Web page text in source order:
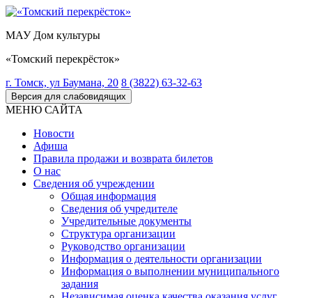
МАУ Дом культуры
«Томский перекрёсток»
г. Томск, ул Баумана, 20 8 (3822) 63-32-63
Версия для слабовидящих
МЕНЮ САЙТА
Новости
Афиша
Правила продажи и возврата билетов
О нас
Сведения об учреждении
Общая информация
Сведения об учредителе
Учредительные документы
Структура организации
Руководство организации
Информация о деятельности организации
Информация о выполнении муниципального
задания